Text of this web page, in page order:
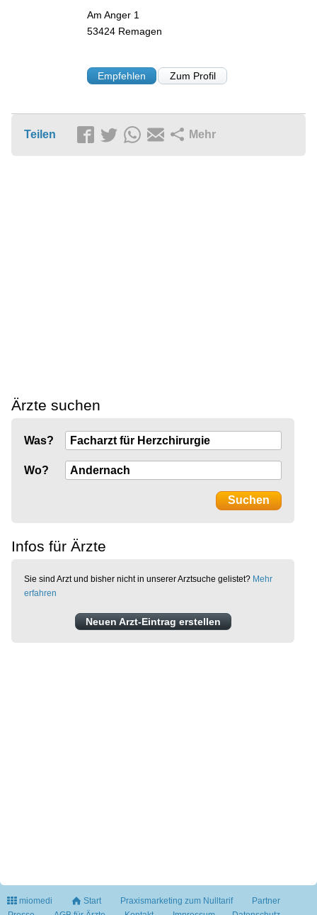
Am Anger 1
53424 Remagen
Empfehlen Zum Profil
Teilen Mehr
Ärzte suchen
Was?
Wo?
Infos für Ärzte
Sie sind Arzt und bisher nicht in unserer Arztsuche gelistet? Mehr
erfahren
Neuen Arzt-Eintrag erstellen
miomedi Start Praxismarketing zum Nulltarif
Partner